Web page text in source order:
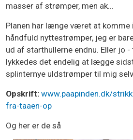
masser af strømper, men ak...
Planen har længe været at komme
håndfuld nyttestrømper, jeg er
ud af starthullerne endnu. Eller jo
lykkedes det endelig at lægge
splinternye uldstrømper til mig
Opskrift: www.paapinden.dk/
fra-taaen-op
Og her er de så